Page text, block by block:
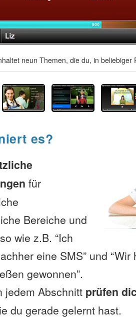
neun Themen, die du, in
es?
für
Bereiche und
wie z.B. “Ich
eine SMS” und
gewonnen”.
jedem Abschnitt prüfen
du gerade gelernt hast.